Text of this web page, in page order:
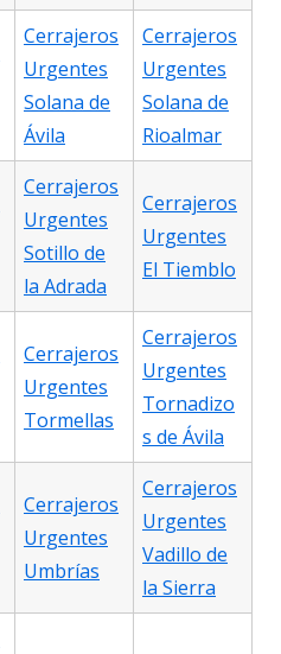
Cerrajeros
Urgentes
Solana de
Ávila
Cerrajeros
Urgentes
Solana de
Rioalmar
Cerrajeros
Urgentes
Sotillo de
la Adrada
Cerrajeros
Urgentes
El Tiemblo
Cerrajeros
Urgentes
Tormellas
Cerrajeros
Urgentes
Tornadizo
s de Ávila
Cerrajeros
Urgentes
Umbrías
Cerrajeros
Urgentes
Vadillo de
la Sierra